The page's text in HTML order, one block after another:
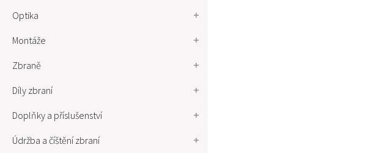
Optika
Montáže
Zbraně
Díly zbraní
Doplňky a příslušenství
Údržba a číštění zbraní